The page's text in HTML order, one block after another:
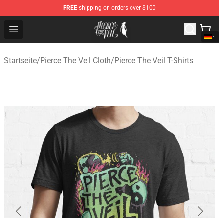
FREE shipping on orders over $100
Open menu
Pierce The Veil Store - Official Pierce The Veil
Startseite/Pierce The Veil Cloth/Pierce The Veil T-Shirts